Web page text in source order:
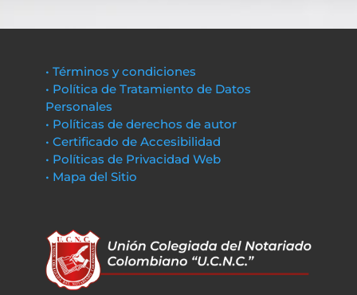
• Términos y condiciones
• Política de Tratamiento de Datos
Personales
• Políticas de derechos de autor
• Certificado de Accesibilidad
• Políticas de Privacidad Web
• Mapa del Sitio